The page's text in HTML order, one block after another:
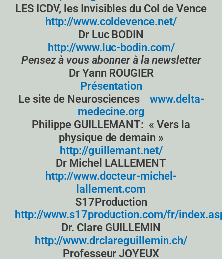
LES ICDV, les Invisibles du Col de Vence
http://www.coldevence.net/
Dr Luc BODIN
http://www.luc-bodin.com/
Pensez à vous abonner à la newsletter
Dr Yann ROUGIER
Présentation
Le site de Neurosciences www.delta-
medecine.org
Philippe GUILLEMANT: « Vers la
physique de demain »
http://guillemant.net/
Dr Michel LALLEMENT
http://www.docteur-michel-
lallement.com
S17Production
http://www.s17production.com/fr/
Dr. Clare GUILLEMIN
http://www.drclareguillemin.ch/
Professeur JOYEUX